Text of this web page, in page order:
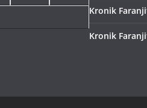
Kronik
Kronik